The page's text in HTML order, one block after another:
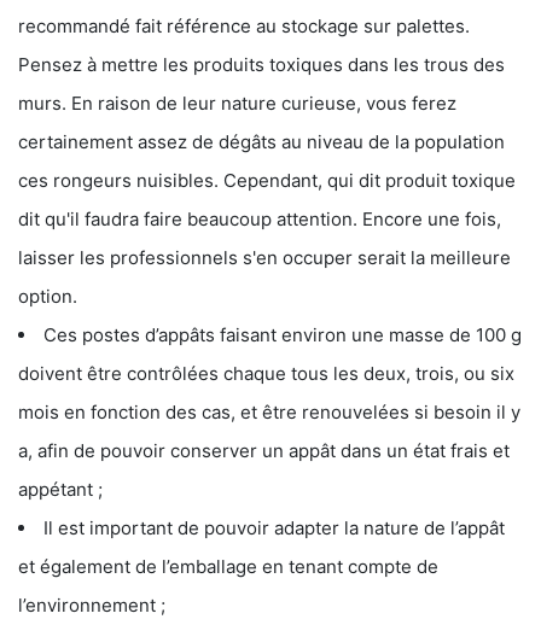
recommandé fait référence au stockage sur palettes.
Pensez à mettre les produits toxiques dans les trous des
murs. En raison de leur nature curieuse, vous ferez
certainement assez de dégâts au niveau de la population
ces rongeurs nuisibles. Cependant, qui dit produit toxique
dit qu'il faudra faire beaucoup attention. Encore une fois,
laisser les professionnels s'en occuper serait la meilleure
option.
Ces postes d’appâts faisant environ une masse de 100 g
doivent être contrôlées chaque tous les deux, trois, ou six
mois en fonction des cas, et être renouvelées si besoin il y
a, afin de pouvoir conserver un appât dans un état frais et
appétant ;
Il est important de pouvoir adapter la nature de l’appât
et également de l’emballage en tenant compte de
l’environnement ;